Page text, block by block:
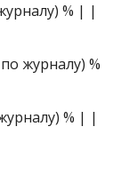
% | |
журналу) %
% | |